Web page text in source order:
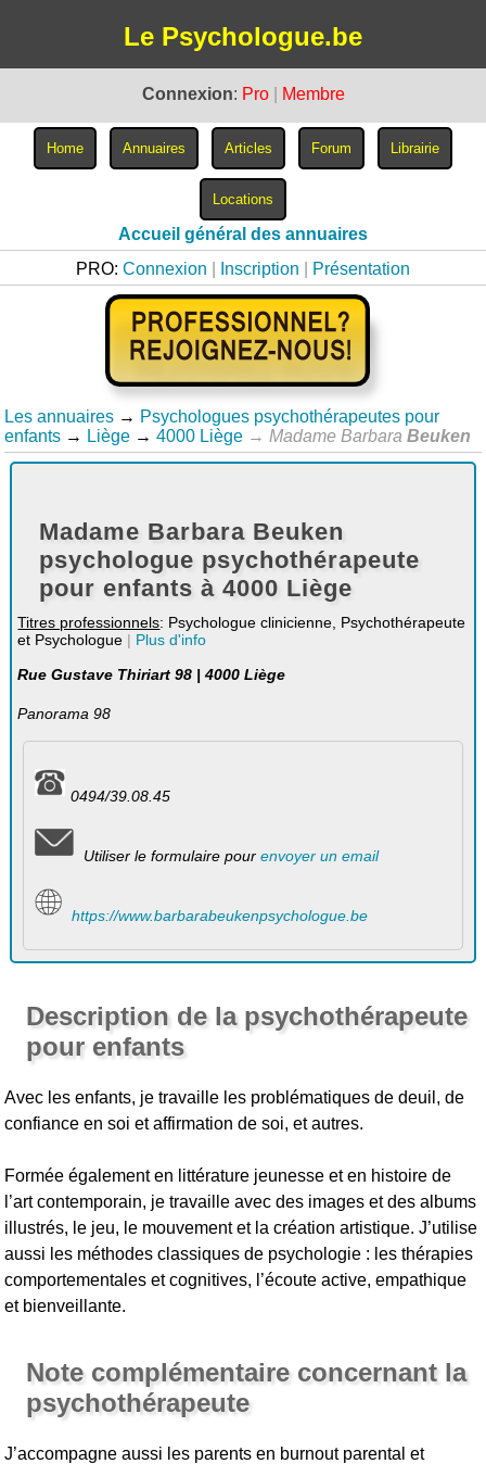
Le Psychologue.be
Connexion: Pro Membre
Accueil général des annuaires
PRO: Connexion Inscription Présentation
Les annuaires → Psychologues psychothérapeutes pour
enfants → Liège → 4000 Liège → Madame BarbaraBeuken
Madame Barbara Beuken
psychologue psychothérapeute
pour enfants à 4000 Liège
Titres professionnels: Psychologue clinicienne, Psychothérapeute
et Psychologue | Plus d'info
Rue Gustave Thiriart 98 | 4000 Liège
Panorama 98
0494/39.08.45
Utiliser le formulaire pour envoyer un email
https://www.barbarabeukenpsychologue.be
Description de la psychothérapeute
pour enfants
Avec les enfants, je travaille les problématiques de deuil, de
confiance en soi et affirmation de soi, et autres.
Formée également en littérature jeunesse et en histoire de
l’art contemporain, je travaille avec des images et des albums
illustrés, le jeu, le mouvement et la création artistique. J’utilise
aussi les méthodes classiques de psychologie : les thérapies
comportementales et cognitives, l’écoute active, empathique
et bienveillante.
Note complémentaire concernant la
psychothérapeute
J’accompagne aussi les parents en burnout parental et